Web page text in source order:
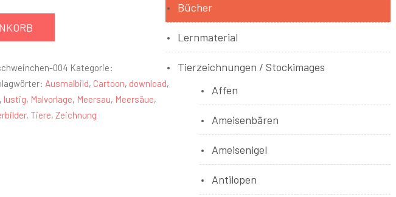
004 Kategorie:
Ausmalbild, Cartoon, download,
lustig, Malvorlage, Meersau, Meersäue,
, Tiere, Zeichnung
Bücher
Lernmaterial
Tierzeichnungen / Stockimages
Affen
Ameisenbären
Ameisenigel
Antilopen